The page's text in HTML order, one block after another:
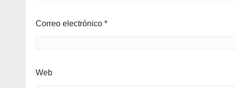
Correo electrónico *
Web